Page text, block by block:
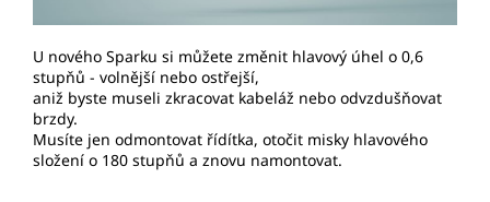
U nového Sparku si můžete změnit hlavový úhel o 0,6
stupňů - volnější nebo ostřejší,
aniž byste museli zkracovat kabeláž nebo odvzdušňovat
brzdy.
Musíte jen odmontovat řídítka, otočit misky hlavového
složení o 180 stupňů a znovu namontovat.